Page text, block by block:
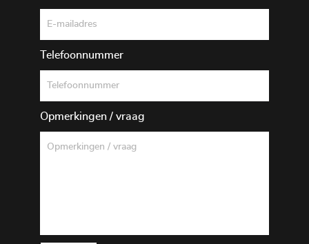
Telefoonnummer
Opmerkingen / vraag